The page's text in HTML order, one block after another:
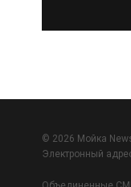
© 2026 Мойка
Электронный